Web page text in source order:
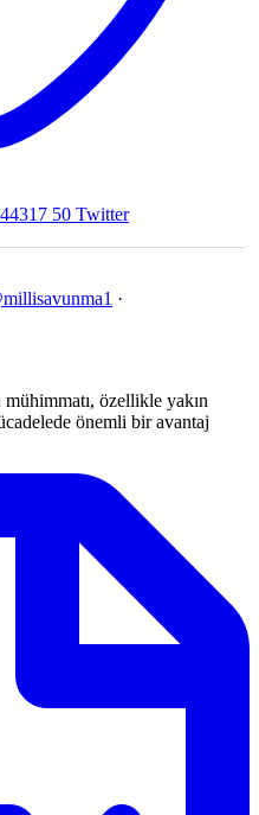
50 Twitter
·
özellikle yakın
önemli bir avantaj